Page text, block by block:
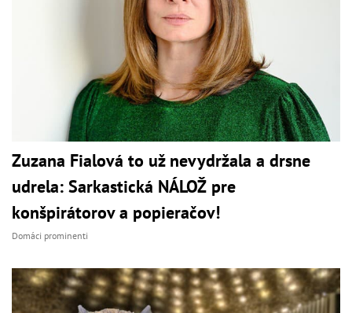
Zuzana Fialová to už nevydržala a drsne
udrela: Sarkastická NÁLOŽ pre
konšpirátorov a popieračov!
Domáci prominenti